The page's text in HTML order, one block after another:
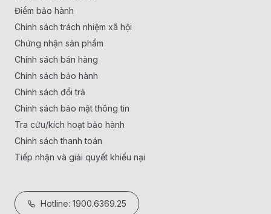
Điểm bảo hành
Chính sách trách nhiệm xã hội
Chứng nhận sản phẩm
Chính sách bán hàng
Chính sách bảo hành
Chính sách đổi trả
Chính sách bảo mật thông tin
Tra cứu/kích hoạt bảo hành
Chính sách thanh toán
Tiếp nhận và giải quyết khiếu nại
Hotline: 1900.6369.25